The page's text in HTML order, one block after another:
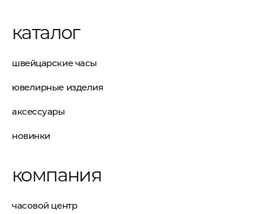
каталог
швейцарские часы
ювелирные изделия
аксессуары
новинки
компания
часовой центр